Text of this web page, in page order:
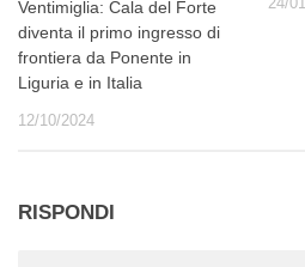
Ventimiglia: Cala del Forte
diventa il primo ingresso di
frontiera da Ponente in
Liguria e in Italia
12/10/2024
RISPONDI